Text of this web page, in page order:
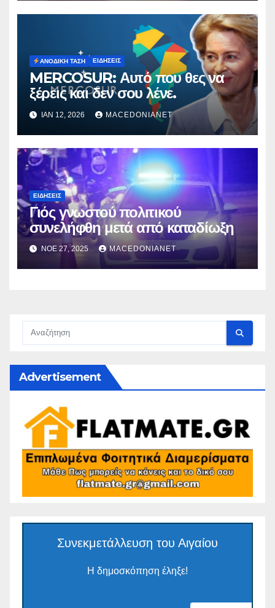
ΑΝΟΔΙΚΉ ΤΆΣΗ ΕΙΔΉΣΕΙΣ
MERCOSUR: Αυτό που θες να
ξέρεις και δεν σου λένε.
ΙΑΝ 12, 2026 MACEDONIANET
ΕΙΔΉΣΕΙΣ
Γιός γνωστού πολιτικού
συνελήφθη μετά από καταδίωξη
ΝΟΈ 27, 2025 MACEDONIANET
Advertisement
Συνεκμετάλλευση του Αιγαίου
Η δημοσκόπηση έληξε!